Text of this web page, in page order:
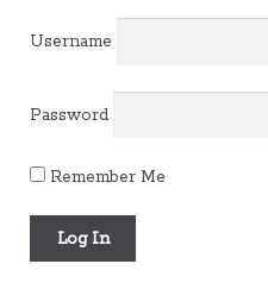
Username
Password
Remember Me